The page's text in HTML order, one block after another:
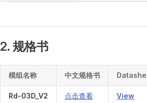
2. 规格书
模组名称 中文规格书
Rd-03D_V2 点击查看 View